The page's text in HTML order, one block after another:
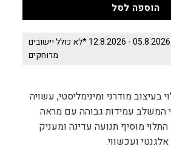
הוספה לסל
תאריך הגעה משוער 05.8.2026 - 12.8.2026 *לא כולל יישובים
מרוחקים
מודרני ומינימליסטי, עשויה
המשלב עמידות גבוהה עם מראה
מוסיף תנועה עדינה ומעניק
ועכשווי.